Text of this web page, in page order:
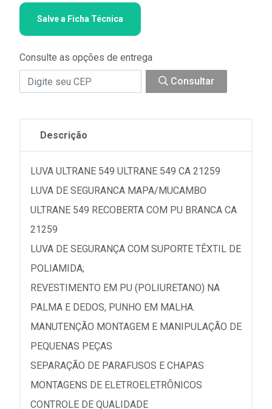
Salve a Ficha Técnica
Consulte as opções de entrega
Consultar
Descrição
LUVA ULTRANE 549 ULTRANE 549 CA 21259
LUVA DE SEGURANCA MAPA/MUCAMBO
ULTRANE 549 RECOBERTA COM PU BRANCA CA
21259
LUVA DE SEGURANÇA COM SUPORTE TÊXTIL DE
POLIAMIDA;
REVESTIMENTO EM PU (POLIURETANO) NA
PALMA E DEDOS, PUNHO EM MALHA.
MANUTENÇÃO MONTAGEM E MANIPULAÇÃO DE
PEQUENAS PEÇAS
SEPARAÇÃO DE PARAFUSOS E CHAPAS
MONTAGENS DE ELETROELETRÔNICOS
CONTROLE DE QUALIDADE